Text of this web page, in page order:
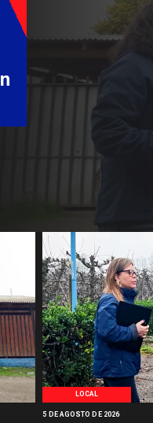
LOCAL
5 DE AGOSTO DE 2026